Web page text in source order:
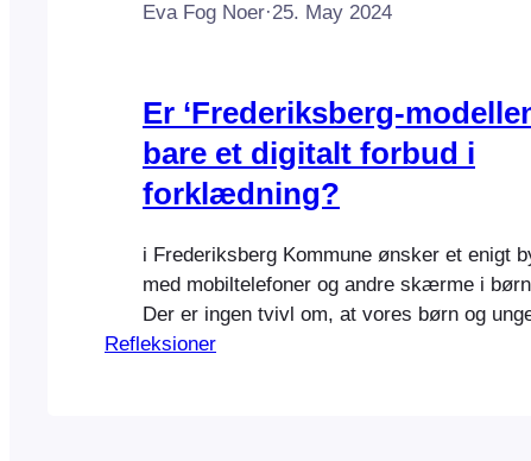
Eva Fog Noer·25. May 2024
Er ‘Frederiksberg-
bare et digitalt forbud i
forklædning?
i Frederiksberg Kommune ønsker et enigt
med mobiltelefoner og andre skærme i
Der er ingen tvivl om, at vores børn og
mobiltelefoner og andre distraktioner sættes
Refleksioner